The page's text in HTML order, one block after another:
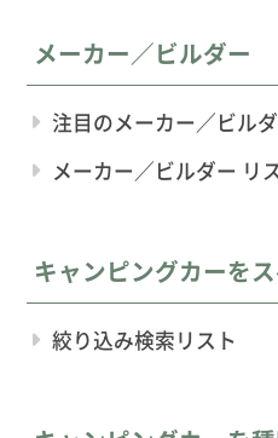
メーカー／ビルダー
注目のメーカー／ビル
メーカー／ビルダー リ
キャンピングカーを
絞り込み検索リスト